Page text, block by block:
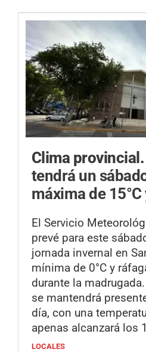
Clima provincial.
tendrá un
máxima de
El Servicio
prevé para este
jornada invernal en
mínima de 0°C y
durante la
se mantendrá
día, con una
apenas alcanzará los
LOCALES